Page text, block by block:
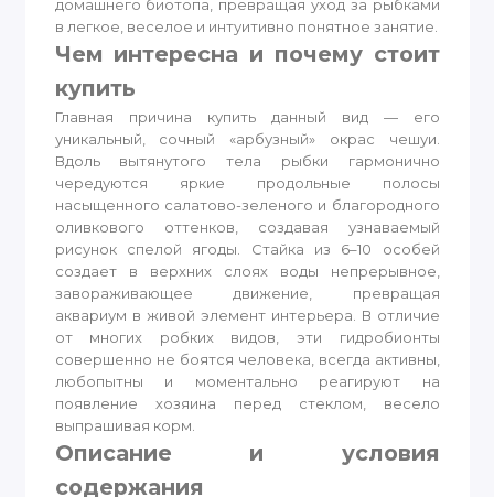
домашнего биотопа, превращая уход за рыбками
в легкое, веселое и интуитивно понятное занятие.
Чем интересна и почему стоит
купить
Главная причина купить данный вид — его
уникальный, сочный «арбузный» окрас чешуи.
Вдоль вытянутого тела рыбки гармонично
чередуются яркие продольные полосы
насыщенного салатово-зеленого и благородного
оливкового оттенков, создавая узнаваемый
рисунок спелой ягоды. Стайка из 6–10 особей
создает в верхних слоях воды непрерывное,
завораживающее движение, превращая
аквариум в живой элемент интерьера. В отличие
от многих робких видов, эти гидробионты
совершенно не боятся человека, всегда активны,
любопытны и моментально реагируют на
появление хозяина перед стеклом, весело
выпрашивая корм.
Описание и условия
содержания